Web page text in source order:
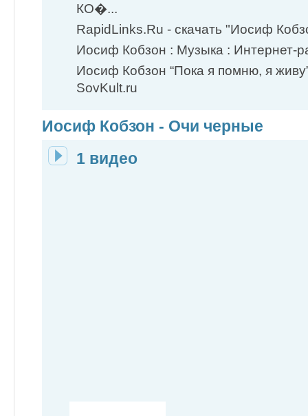
КО�...
RapidLinks.Ru - скачать "Иосиф
Иосиф Кобзон : Музыка : Интернет-
Иосиф Кобзон “Пока я помню, я
SovKult.ru
Иосиф Кобзон - Очи черные
1 видео